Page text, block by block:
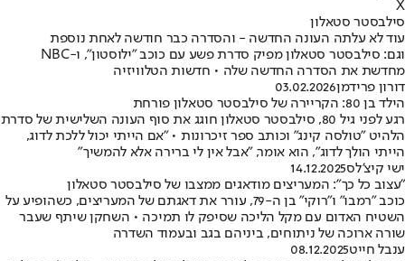
X
סילבסטר סטאלון
עוד לא עלתה העונה החדשה - והסדרה כבר חודשה לאחת נוספת
וגם: סילבסטר סטאלון מפיק סדרת פשע עם כוכב "ילוסטון", ו-NBC
מחדשת את הסדרה החדשה שלה • חדשות הטלוויזיה
דורון פרידמן03.02.2026
הילד בן 80: הקריירה של סילבסטר סטאלון פורחת
רגע לפני גיל 80, סילבסטר סטאלון חוגג את סוף העונה השלישית של סדרת
הלהיט "טולסה קינג" וכותב ספר זיכרונות • "אם הייתי יכול ללכת לדוג,
הייתי הולך לדוג", הוא אומר, "אבל אין לי ברירה אלא להמשיך"
ישי קיצ'לס14.12.2025
"עצוב כל כך": המעריצים מודאגים ממצבו של סילבסטר סטאלון
כוכב "רמבו" ו"רוקי" בן ה-79, עורר את דאגתם של המעריצים, כשהופיע על
השטיח האדום עם מקל הליכה שסיפק לו תמיכה • השחקן שיתף שעבר
שורה ארוכה של ניתוחים, ביניהם בגב ובעמוד השדרה
ענבל חייט08.12.2025